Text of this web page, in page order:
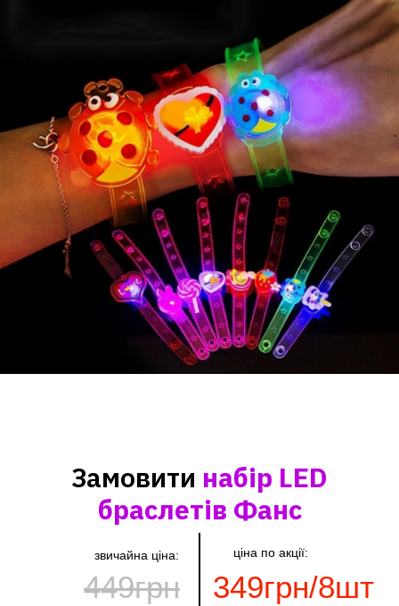
Замовити набір LED
браслетів Фанс
звичайна ціна:
449грн 349грн/8шт
ціна по акції: